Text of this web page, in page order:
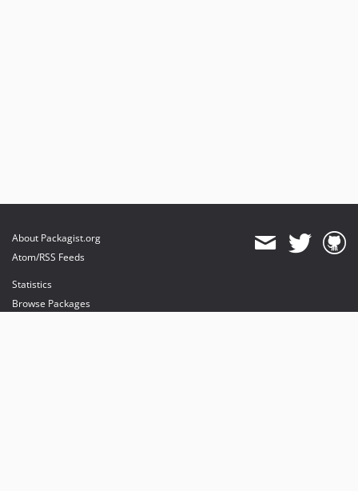
About Packagist.org
Atom/RSS Feeds
Statistics
Browse Packages